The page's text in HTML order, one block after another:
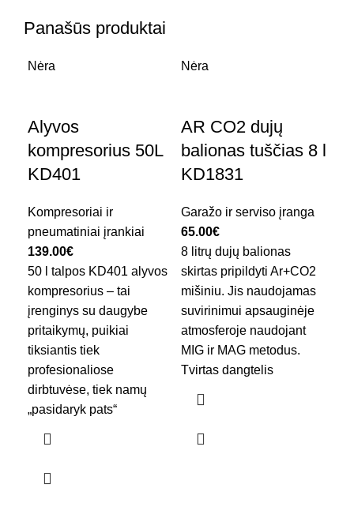
Panašūs produktai
Nėra
Alyvos
kompresorius 50L
KD401
Kompresoriai ir
pneumatiniai įrankiai
139.00€
50 l talpos KD401 alyvos
kompresorius – tai
įrenginys su daugybe
pritaikymų, puikiai
tiksiantis tiek
profesionaliose
dirbtuvėse, tiek namų
„pasidaryk pats“
Nėra
AR CO2 dujų
balionas tuščias 8 l
KD1831
Garažo ir serviso įranga
65.00€
8 litrų dujų balionas
skirtas pripildyti Ar+CO2
mišiniu. Jis naudojamas
suvirinimui apsauginėje
atmosferoje naudojant
MIG ir MAG metodus.
Tvirtas dangtelis